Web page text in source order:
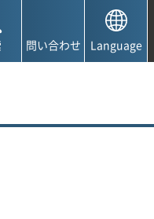
問い合わせ Language